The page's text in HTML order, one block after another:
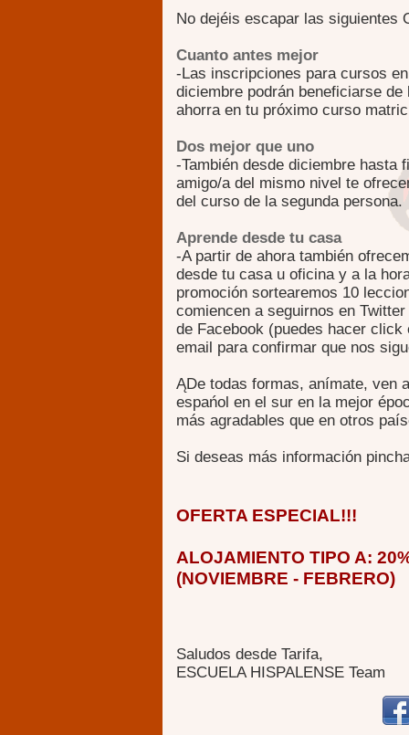
No dejéis escapar las siguientes
Cuanto antes mejor
-Las inscripciones para cursos
diciembre podrán beneficiarse
ahorra en tu próximo curso
Dos mejor que uno
-También desde diciembre hasta
amigo/a del mismo nivel te
del curso de la segunda persona.
Aprende desde tu casa
-A partir de ahora también
desde tu casa u oficina y a la
promoción sortearemos 10
comiencen a seguirnos en
de Facebook (puedes hacer
email para confirmar que nos
ĄDe todas formas, anímate, ven
espańol en el sur en la mejor
más agradables que en otros
Si deseas más información
OFERTA ESPECIAL!!!
ALOJAMIENTO TIPO A:
(NOVIEMBRE - FEBRERO)
Saludos desde Tarifa,
ESCUELA HISPALENSE Team